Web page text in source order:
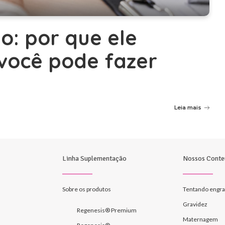
por que ele
pode fazer
Leia mais
Linha Suplementação
Sobre os produtos
Regenesis® Premium
Nossos
Tentando
Gravidez
Maternagem